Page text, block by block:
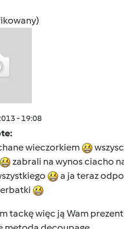
- 19:08
wieczorkiem
zabrali na wynos ciacho
a ja teraz
tackę więc ją Wam